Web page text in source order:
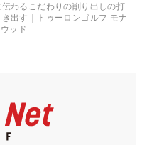
わるこだわりの削り出しの打
出す｜トゥーロンゴルフ モナ
ッド